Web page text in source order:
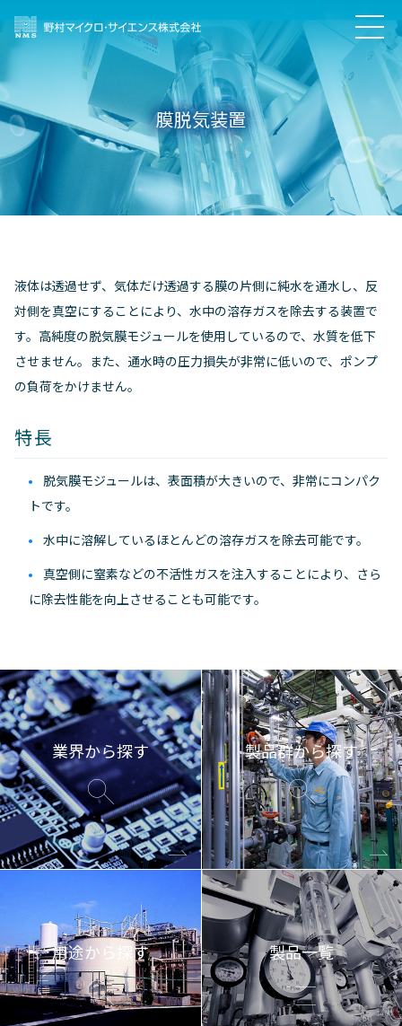
膜脱気装置
液体は透過せず、気体だけ透過する膜の片側に純水を通水し、反
対側を真空にすることにより、水中の溶存ガスを除去する装置で
す。高純度の脱気膜モジュールを使用しているので、水質を低下
させません。また、通水時の圧力損失が非常に低いので、ポンプ
の負荷をかけません。
特長
脱気膜モジュールは、表面積が大きいので、非常にコンパク
トです。
水中に溶解しているほとんどの溶存ガスを除去可能です。
真空側に窒素などの不活性ガスを注入することにより、さら
に除去性能を向上させることも可能です。
業界から探す 製品群から探す
用途から探す 製品一覧